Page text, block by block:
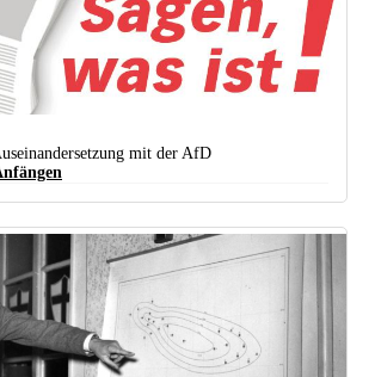
mit der AfD